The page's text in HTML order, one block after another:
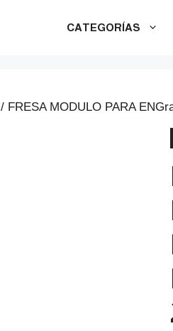
CATEGORÍAS
/ FRESA MODULO PARA